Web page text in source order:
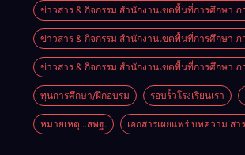
คุณภาพการ
ศึกษาปี 2570
ข่าวสาร & กิจกรรม สำนักงานเขตพื้นที่การศึกษา
ข่าวสาร & กิจกรรม สำนักงานเขตพื้นที่การศึกษา ภ
ข่าวสาร & กิจกรรม สำนักงานเขตพื้นที่การศึกษา ภ
ทุนการศึกษา/ฝึกอบรม รอบรั้วโรงเรียนเรา
หมายเหตุ...สพฐ. เอกสารเผยแพร่ บทความ สา